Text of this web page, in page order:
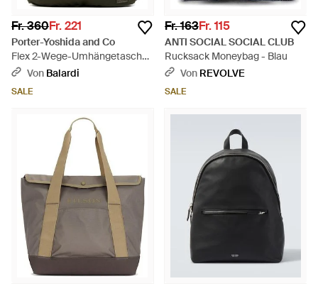
Fr. 360Fr. 221
Porter-Yoshida and Co
Flex 2-Wege-Umhängetasche
- Grün
Von Balardi
SALE
Fr. 163Fr. 115
ANTI SOCIAL SOCIAL CLUB
Rucksack Moneybag - Blau
Von REVOLVE
SALE